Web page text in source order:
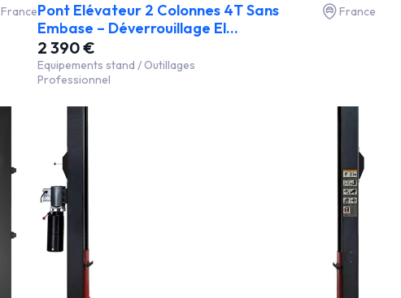
FrancePont Elévateur 2 Colonnes 4T Sans
Embase – Déverrouillage El...
France
2 390 €
Equipements stand / Outillages
Professionnel